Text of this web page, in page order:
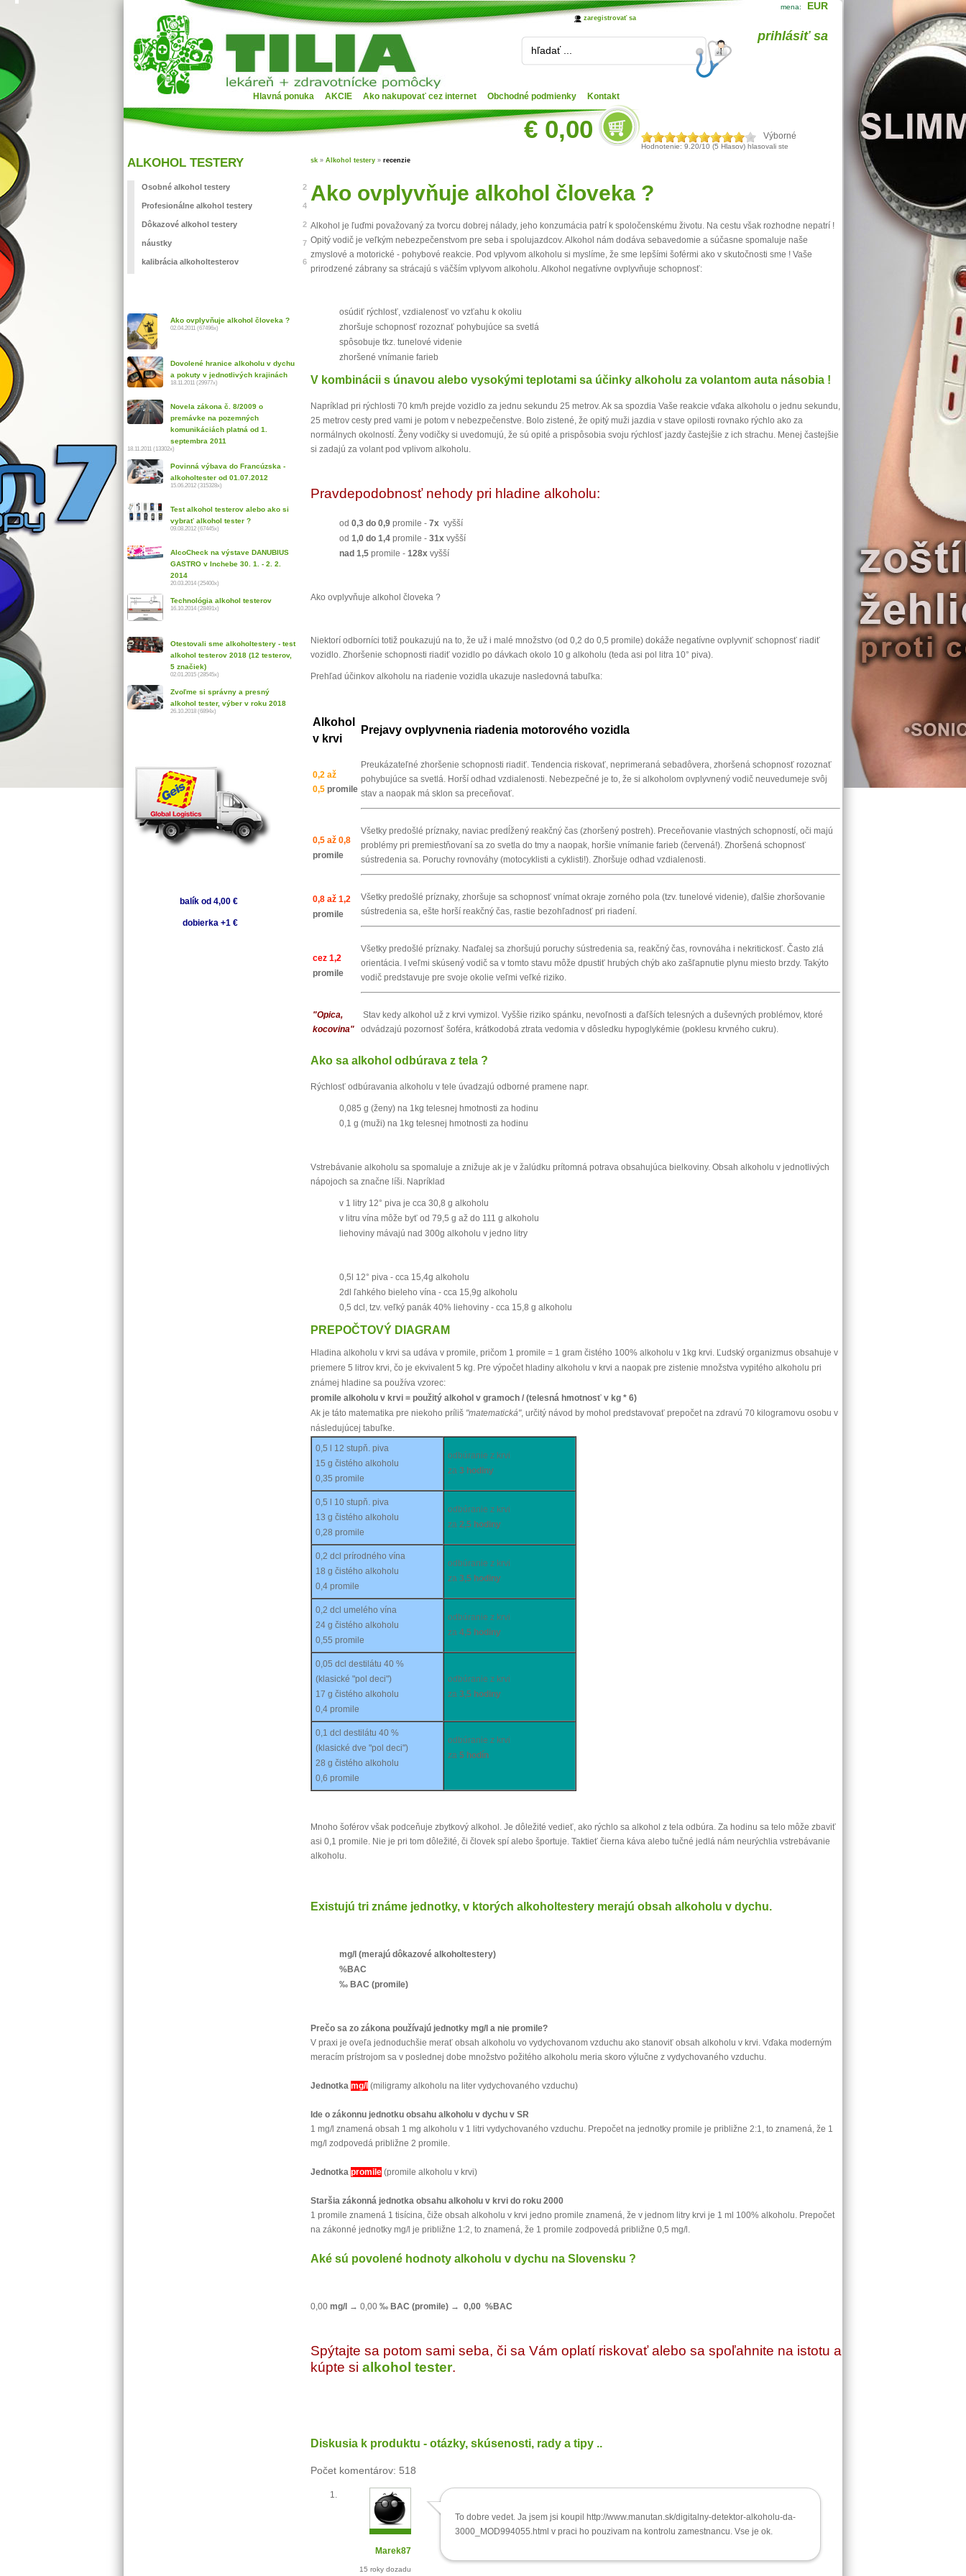
zaregistrovať sa
mena: EUR
prihlásiť sa
Hlavná ponuka AKCIE Ako nakupovať cez internet Obchodné podmienky Kontakt
€ 0,00
hľadať ...
Výborné
Hodnotenie: 9.20/10 (5 Hlasov) hlasovali ste
sk » Alkohol testery » recenzie
Ako ovplyvňuje alkohol človeka ?
Alkohol je ľuďmi považovaný za tvorcu dobrej nálady, jeho konzumácia patrí k spoločenskému životu. Na cestu však rozhodne nepatrí !
Opitý vodič je veľkým nebezpečenstvom pre seba i spolujazdcov. Alkohol nám dodáva sebavedomie a súčasne spomaluje naše
zmyslové a motorické - pohybové reakcie. Pod vplyvom alkoholu si myslíme, že sme lepšími šoférmi ako v skutočnosti sme ! Vaše
prirodzené zábrany sa strácajú s väčším vplyvom alkoholu. Alkohol negatívne ovplyvňuje schopnosť:
osúdiť rýchlosť, vzdialenosť vo vzťahu k okoliu
zhoršuje schopnosť rozoznať pohybujúce sa svetlá
spôsobuje tkz. tunelové videnie
zhoršené vnímanie farieb
V kombinácii s únavou alebo vysokými teplotami sa účinky alkoholu za volantom auta násobia !
Napríklad pri rýchlosti 70 km/h prejde vozidlo za jednu sekundu 25 metrov. Ak sa spozdia Vaše reakcie vďaka alkoholu o jednu sekundu,
25 metrov cesty pred vami je potom v nebezpečenstve. Bolo zistené, že opitý muži jazdia v stave opilosti rovnako rýchlo ako za
normálnych okolností. Ženy vodičky si uvedomujú, že sú opité a prispôsobia svoju rýchlosť jazdy častejšie z ich strachu. Menej častejšie
si zadajú za volant pod vplivom alkoholu.
Pravdepodobnosť nehody pri hladine alkoholu:
od 0,3 do 0,9 promile - 7x vyšší
od 1,0 do 1,4 promile - 31x vyšší
nad 1,5 promile - 128x vyšší
Ako ovplyvňuje alkohol človeka ?
Niektorí odborníci totiž poukazujú na to, že už i malé množstvo (od 0,2 do 0,5 promile) dokáže negatívne ovplyvniť schopnosť riadiť
vozidlo. Zhoršenie schopnosti riadiť vozidlo po dávkach okolo 10 g alkoholu (teda asi pol litra 10° piva).
Prehľad účinkov alkoholu na riadenie vozidla ukazuje nasledovná tabuľka:
Alkohol
v krvi
Prejavy ovplyvnenia riadenia motorového vozidla
0,2 až
0,5 promile
Preukázateľné zhoršenie schopnosti riadiť. Tendencia riskovať, neprimeraná sebadôvera, zhoršená schopnosť rozoznať
pohybujúce sa svetlá. Horší odhad vzdialenosti. Nebezpečné je to, že si alkoholom ovplyvnený vodič neuvedumeje svôj
stav a naopak má sklon sa preceňovať.
0,5 až 0,8
promile
Všetky predošlé príznaky, naviac predĺžený reakčný čas (zhoršený postreh). Preceňovanie vlastných schopností, oči majú
problémy pri premiestňovaní sa zo svetla do tmy a naopak, horšie vnímanie farieb (červená!). Zhoršená schopnosť
sústredenia sa. Poruchy rovnováhy (motocyklisti a cyklisti!). Zhoršuje odhad vzdialenosti.
0,8 až 1,2
promile
Všetky predošlé príznaky, zhoršuje sa schopnosť vnímat okraje zorného pola (tzv. tunelové videnie), ďalšie zhoršovanie
sústredenia sa, ešte horší reakčný čas, rastie bezohľadnosť pri riadení.
cez 1,2
promile
Všetky predošlé príznaky. Naďalej sa zhoršujú poruchy sústredenia sa, reakčný čas, rovnováha i nekritickosť. Často zlá
orientácia. I veľmi skúsený vodič sa v tomto stavu môže dpustiť hrubých chýb ako zašľapnutie plynu miesto brzdy. Takýto
vodič predstavuje pre svoje okolie veľmi veľké riziko.
"Opica,
kocovina"
Stav kedy alkohol už z krvi vymizol. Vyššie riziko spánku, nevoľnosti a ďaľších telesných a duševných problémov, ktoré
odvádzajú pozornosť šoféra, krátkodobá ztrata vedomia v dôsledku hypoglykémie (poklesu krvného cukru).
Ako sa alkohol odbúrava z tela ?
Rýchlosť odbúravania alkoholu v tele úvadzajú odborné pramene napr.
0,085 g (ženy) na 1kg telesnej hmotnosti za hodinu
0,1 g (muži) na 1kg telesnej hmotnosti za hodinu
Vstrebávanie alkoholu sa spomaluje a znižuje ak je v žalúdku prítomná potrava obsahujúca bielkoviny. Obsah alkoholu v jednotlivých
nápojoch sa značne líši. Napríklad
v 1 litry 12° piva je cca 30,8 g alkoholu
v litru vína môže byť od 79,5 g až do 111 g alkoholu
liehoviny mávajú nad 300g alkoholu v jedno litry
0,5l 12° piva - cca 15,4g alkoholu
2dl ľahkého bieleho vína - cca 15,9g alkoholu
0,5 dcl, tzv. veľký panák 40% liehoviny - cca 15,8 g alkoholu
PREPOČTOVÝ DIAGRAM
Hladina alkoholu v krvi sa udáva v promile, pričom 1 promile = 1 gram čistého 100% alkoholu v 1kg krvi. Ľudský organizmus obsahuje v
priemere 5 litrov krvi, čo je ekvivalent 5 kg. Pre výpočet hladiny alkoholu v krvi a naopak pre zistenie množstva vypitého alkoholu pri
známej hladine sa používa vzorec:
promile alkoholu v krvi = použitý alkohol v gramoch / (telesná hmotnosť v kg * 6)
Ak je táto matematika pre niekoho príliš "matematická", určitý návod by mohol predstavovať prepočet na zdravú 70 kilogramovu osobu v
následujúcej tabuľke.
0,5 l 12 stupň. piva
15 g čistého alkoholu
0,35 promile
odbúranie z krvi
za 3 hodiny
0,5 l 10 stupň. piva
13 g čistého alkoholu
0,28 promile
odbúranie z krvi
za 2,5 hodiny
0,2 dcl prírodného vína
18 g čistého alkoholu
0,4 promile
odbúranie z krvi
za 3,5 hodiny
0,2 dcl umelého vína
24 g čistého alkoholu
0,55 promile
odbúranie z krvi
za 4,5 hodiny
0,05 dcl destilátu 40 %
(klasické "pol deci")
17 g čistého alkoholu
0,4 promile
odbúranie z krvi
za 3,5 hodiny
0,1 dcl destilátu 40 %
(klasické dve "pol deci")
28 g čistého alkoholu
0,6 promile
odbúranie z krvi
za 5 hodín
Mnoho šoférov však podceňuje zbytkový alkohol. Je dôležité vedieť, ako rýchlo sa alkohol z tela odbúra. Za hodinu sa telo môže zbaviť
asi 0,1 promile. Nie je pri tom dôležité, či človek spí alebo športuje. Taktieť čierna káva alebo tučné jedlá nám neurýchlia vstrebávanie
alkoholu.
Existujú tri známe jednotky, v ktorých alkoholtestery merajú obsah alkoholu v dychu.
mg/l (merajú dôkazové alkoholtestery)
%BAC
‰ BAC (promile)
Prečo sa zo zákona používajú jednotky mg/l a nie promile?
V praxi je oveľa jednoduchšie merať obsah alkoholu vo vydychovanom vzduchu ako stanoviť obsah alkoholu v krvi. Vďaka moderným
meracím prístrojom sa v poslednej dobe množstvo požitého alkoholu meria skoro výlučne z vydychovaného vzduchu.
Jednotka mg/l (miligramy alkoholu na liter vydychovaného vzduchu)
Ide o zákonnu jednotku obsahu alkoholu v dychu v SR
1 mg/l znamená obsah 1 mg alkoholu v 1 litri vydychovaného vzduchu. Prepočet na jednotky promile je približne 2:1, to znamená, že 1
mg/l zodpovedá približne 2 promile.
Jednotka promile (promile alkoholu v krvi)
Staršia zákonná jednotka obsahu alkoholu v krvi do roku 2000
1 promile znamená 1 tisícina, čiže obsah alkoholu v krvi jedno promile znamená, že v jednom litry krvi je 1 ml 100% alkoholu. Prepočet
na zákonné jednotky mg/l je približne 1:2, to znamená, že 1 promile zodpovedá približne 0,5 mg/l.
Aké sú povolené hodnoty alkoholu v dychu na Slovensku ?
0,00 mg/l → 0,00 ‰ BAC (promile) → 0,00 %BAC
Spýtajte sa potom sami seba, či sa Vám oplatí riskovať alebo sa spoľahnite na istotu a
kúpte si alkohol tester.
Diskusia k produktu - otázky, skúsenosti, rady a tipy ..
Počet komentárov: 518
Marek87
15 roky dozadu
To dobre vedet. Ja jsem jsi koupil http://www.manutan.sk/digitalny-detektor-alkoholu-da-
3000_MOD994055.html v praci ho pouzivam na kontrolu zamestnancu. Vse je ok.
ALKOHOL TESTERY
Osobné alkohol testery 2
Profesionálne alkohol testery 4
Dôkazové alkohol testery 2
náustky 7
kalibrácia alkoholtesterov 6
Ako ovplyvňuje alkohol človeka ?
02.04.2011 (67496x)
Dovolené hranice alkoholu v dychu
a pokuty v jednotlivých krajinách
18.11.2011 (29977x)
Novela zákona č. 8/2009 o
premávke na pozemných
komunikáciách platná od 1.
septembra 2011
18.11.2011 (13302x)
Povinná výbava do Francúzska -
alkoholtester od 01.07.2012
15.06.2012 (315328x)
Test alkohol testerov alebo ako si
vybrať alkohol tester ?
09.08.2012 (67445x)
AlcoCheck na výstave DANUBIUS
GASTRO v Inchebe 30. 1. - 2. 2.
2014
20.03.2014 (25400x)
Technológia alkohol testerov
16.10.2014 (28491x)
Otestovali sme alkoholtestery - test
alkohol testerov 2018 (12 testerov,
5 značiek)
02.01.2015 (28545x)
Zvoľme si správny a presný
alkohol tester, výber v roku 2018
26.10.2018 (6894x)
balík od 4,00 €
dobierka +1 €